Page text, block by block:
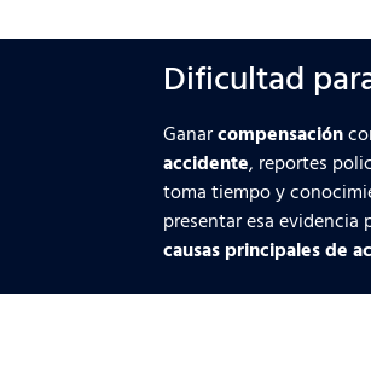
Dificultad
Ganarcompensación
accidente, reportes
toma tiempo y
presentar esa evidencia
causas principales de